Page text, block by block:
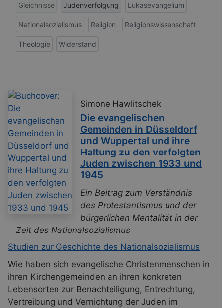
Gleichnisse Judenverfolgung Lukasevangelium
Nationalsozialismus Religion Religionswissenschaft
Theologie Widerstand
Simone Hawlitschek
Die evangelischen
Gemeinden in Düsseldorf
und Wuppertal und ihre
Haltung zu den verfolgten
Juden zwischen 1933 und
1945
Ein Beitrag zum Verständnis
des Protestantismus und der
bürgerlichen Mentalität in der
Zeit des Nationalsozialismus
Studien zur Geschichte des Nationalsozialismus
Wie haben sich evangelische Christenmenschen in
ihren Kirchengemeinden an ihren konkreten
Lebensorten zur Benachteiligung, Entrechtung,
Vertreibung und Vernichtung der Juden im